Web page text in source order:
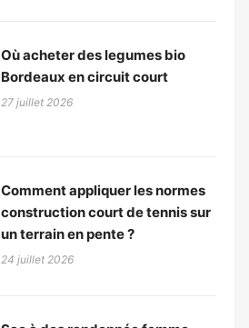
Où acheter des legumes bio
Bordeaux en circuit court
27 juillet 2026
Comment appliquer les normes
construction court de tennis sur
un terrain en pente ?
24 juillet 2026